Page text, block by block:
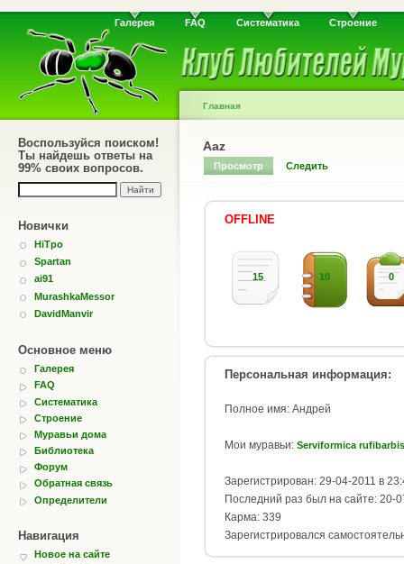
Галерея FAQ Систематика Строение
Воспользуйся поиском!
Ты найдешь ответы на
99% своих вопросов.
Новички
HiTpo
Spartan
ai91
MurashkaMessor
DavidManvir
Основное меню
Галерея
FAQ
Систематика
Строение
Муравьи дома
Библиотека
Форум
Обратная связь
Определители
Навигация
Новое на сайте
Главная
Aaz
Просмотр Следить
OFFLINE
15 10 0
Персональная информация:
Полное имя: Андрей
Мои муравьи: Serviformica rufibarbis
Зарегистрирован: 29-04-2011 в
Последний раз был на сайте: 20-
Карма: 339
Зарегистрировался